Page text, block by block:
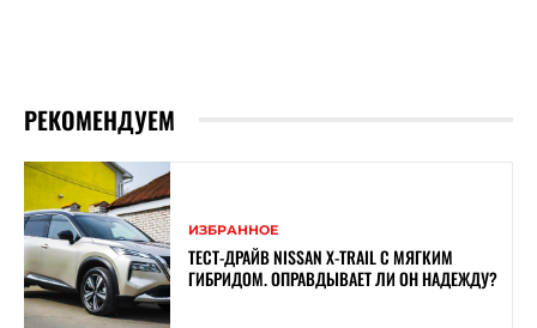
РЕКОМЕНДУЕМ
ИЗБРАННОЕ
ТЕСТ-ДРАЙВ NISSAN X-TRAIL С МЯГКИМ
ГИБРИДОМ. ОПРАВДЫВАЕТ ЛИ ОН НАДЕЖДУ?